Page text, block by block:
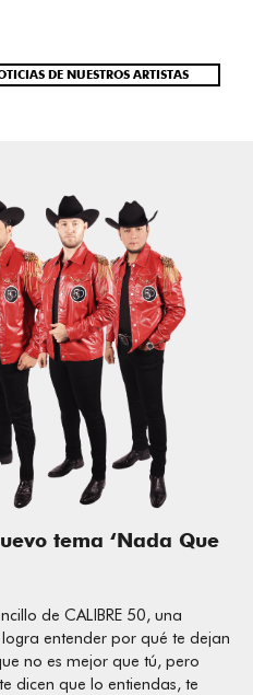
DE NUESTROS ARTISTAS
tema ‘Nada Que
de CALIBRE 50, una
entender por qué te dejan
no es mejor que tú, pero
dicen que lo entiendas, te